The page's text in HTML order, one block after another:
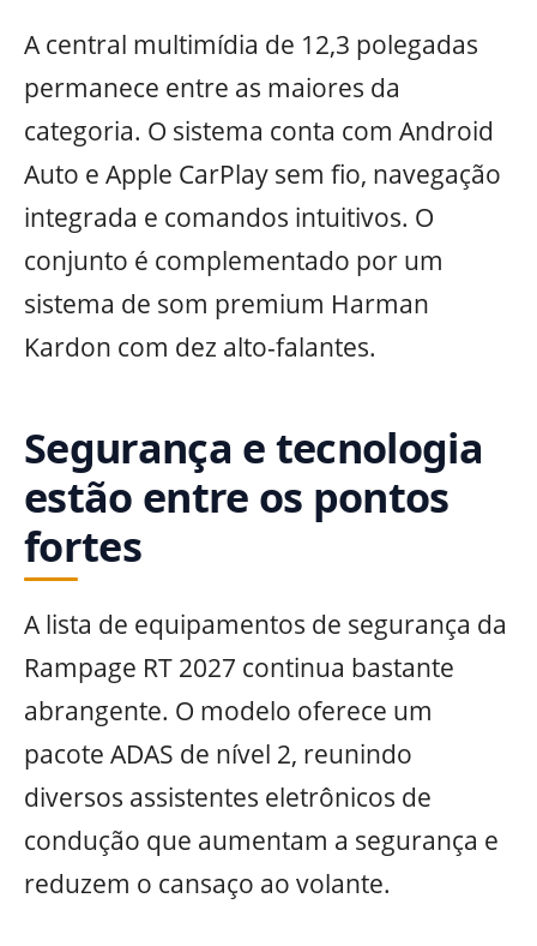
A central multimídia de 12,3 polegadas
permanece entre as maiores da
categoria. O sistema conta com Android
Auto e Apple CarPlay sem fio, navegação
integrada e comandos intuitivos. O
conjunto é complementado por um
sistema de som premium Harman
Kardon com dez alto-falantes.
Segurança e tecnologia
estão entre os pontos
fortes
A lista de equipamentos de segurança da
Rampage RT 2027 continua bastante
abrangente. O modelo oferece um
pacote ADAS de nível 2, reunindo
diversos assistentes eletrônicos de
condução que aumentam a segurança e
reduzem o cansaço ao volante.